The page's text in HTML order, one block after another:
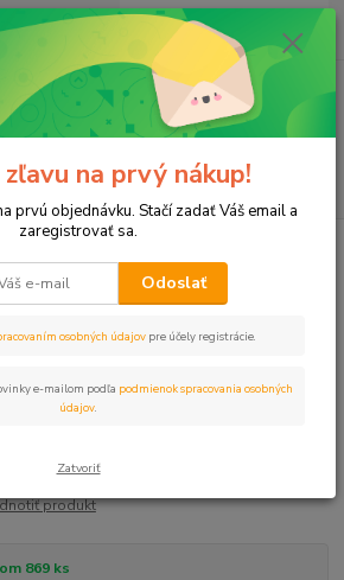
Menu
ks
za0 €
komponenty
x 5/4" VOZ/VNZ
produkt
869 ks
na prvý nákup!
prvú objednávku. Stačí zadať Váš email a
zaregistrovať sa.
Odoslať
osobných údajov pre účely registrácie.
e-mailom podľa podmienok spracovania osobných
údajov
Zatvoriť